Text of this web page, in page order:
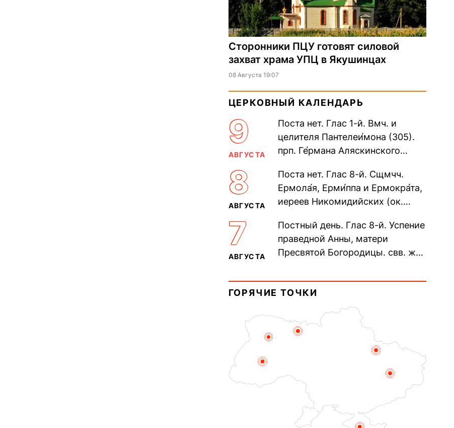
Сторонники ПЦУ готовят силовой
захват храма УПЦ в Якушинцах
08 Августа 19:07
ЦЕРКОВНЫЙ КАЛЕНДАРЬ
9
АВГУСТА
Поста нет. Глас 1-й. Вмч. и
целителя Пантелеи́мона (305).
прп. Ге́рмана Аляскинского
Николая Кочанова, Христа
ради...
8
АВГУСТА
Поста нет. Глас 8-й. Сщмчч.
Ермола́я, Ерми́ппа и Ермокра́та,
иереев Никомидийских (ок.
Печерского, в Ближних
пещерах...
7
АВГУСТА
Постный день. Глас 8-й. Успение
праведной Анны, матери
Пресвятой Богородицы. свв. жен
прп. Евпракси́и девы,...
ГОРЯЧИЕ ТОЧКИ